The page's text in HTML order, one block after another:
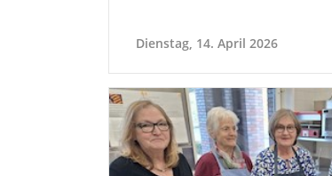
Dienstag, 14. April 2026